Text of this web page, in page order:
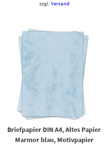
zzgl. Versand
Briefpapier DIN A4, Altes Papier
Marmor blau, Motivpapier